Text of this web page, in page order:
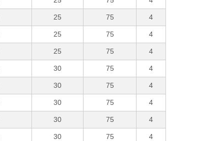
25 75 4
25 75 4
25 75 4
30 75 4
30 75 4
30 75 4
30 75 4
30 75 4